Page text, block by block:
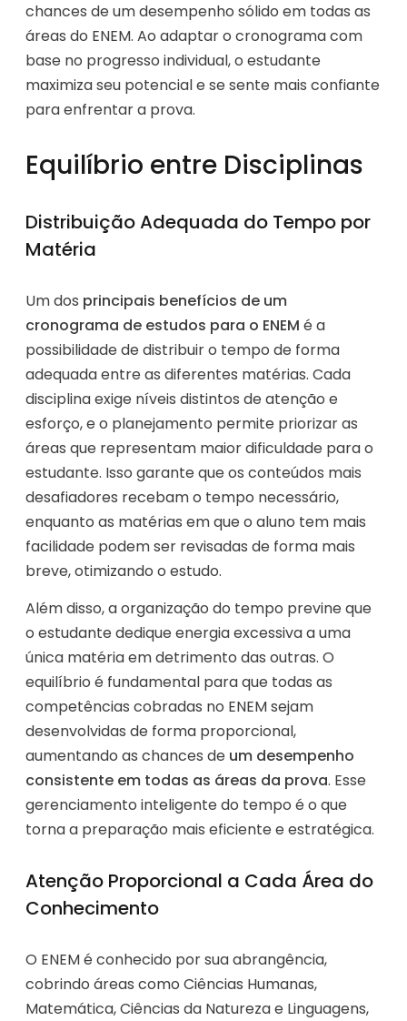
chances de um desempenho sólido em todas as
áreas do ENEM. Ao adaptar o cronograma com
base no progresso individual, o estudante
maximiza seu potencial e se sente mais confiante
para enfrentar a prova.
Equilíbrio entre Disciplinas
Distribuição Adequada do Tempo por
Matéria
Um dos principais benefícios de um
cronograma de estudos para o ENEM é a
possibilidade de distribuir o tempo de forma
adequada entre as diferentes matérias. Cada
disciplina exige níveis distintos de atenção e
esforço, e o planejamento permite priorizar as
áreas que representam maior dificuldade para o
estudante. Isso garante que os conteúdos mais
desafiadores recebam o tempo necessário,
enquanto as matérias em que o aluno tem mais
facilidade podem ser revisadas de forma mais
breve, otimizando o estudo.
Além disso, a organização do tempo previne que
o estudante dedique energia excessiva a uma
única matéria em detrimento das outras. O
equilíbrio é fundamental para que todas as
competências cobradas no ENEM sejam
desenvolvidas de forma proporcional,
aumentando as chances de um desempenho
consistente em todas as áreas da prova. Esse
gerenciamento inteligente do tempo é o que
torna a preparação mais eficiente e estratégica.
Atenção Proporcional a Cada Área do
Conhecimento
O ENEM é conhecido por sua abrangência,
cobrindo áreas como Ciências Humanas,
Matemática, Ciências da Natureza e Linguagens,